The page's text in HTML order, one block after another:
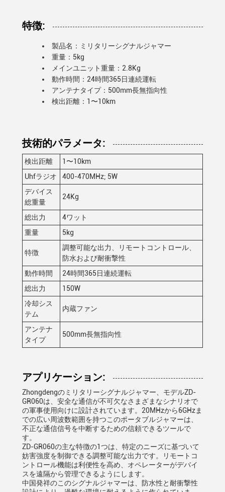
特徴:
製品名：ミリタリーシグナルジャマー
重量：5kg
メインユニット重量：2.8Kg
動作時間：24時間365日連続運転
アンテナタイプ：500mm長無指向性
検出距離：1〜10km
技術的パラメータ:
検出距離
1〜10km
Uhfラジオ
400-470MHz; 5W
デバイス
総重量
24Kg
総出力
4ワット
重量
5kg
特徴
調整可能な出力、リモートコントロール、
防水および耐衝撃性
動作時間
24時間365日連続運転
総出力
150W
冷却シス
テム
内蔵ファン
アンテナ
タイプ
500mm長無指向性
アプリケーション:
Zhongdengのミリタリーシグナルジャマー、モデルZD-
GR060は、安全な通信が不可欠なさまざまなシナリオで
の軍事使用向けに設計されています。20MHzから6GHzま
での広い周波数範囲を持つこのポータブルジャマーは、
不正な通信信号を中断するための信頼できるツールで
す。
ZD-GR060の主な特徴の1つは、特定のニーズに基づいて
妨害強度を制御できる調整可能な出力です。リモートコ
ントロール機能は利便性を高め、オペレーターがデバイ
スを遠隔から管理できるようにします。
中国発祥のこのシグナルジャマーは、防水性と耐衝撃性